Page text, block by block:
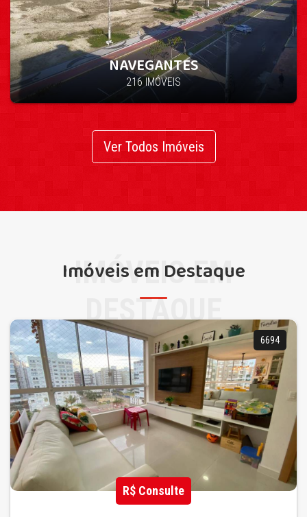
NAVEGANTES
216 IMÓVEIS
Ver Todos Imóveis
Imóveis em Destaque
IMÓVEIS EM
DESTAQUE
6694
R$ Consulte